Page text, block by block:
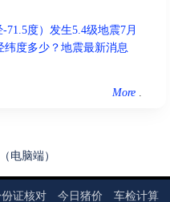
凶
- 22:59
正东 福神西南
出行、赴任、祈福、安葬、
度）发生5.4级地震7月
纬度多少？地震最新消息
More
电脑端）
证核对 今日猪价 车检计算